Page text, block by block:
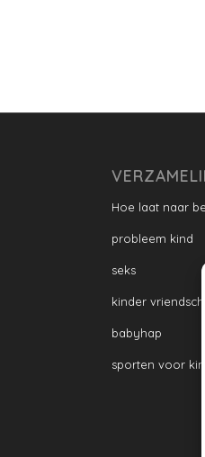
Hoe laat naar
probleem kind
seks
kinder
babyhap
sporten voor